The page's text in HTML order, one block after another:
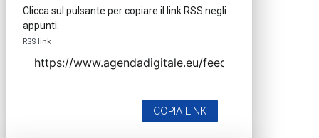
Clicca sul pulsante per copiare il link RSS negli
appunti.
RSS link
COPIA LINK